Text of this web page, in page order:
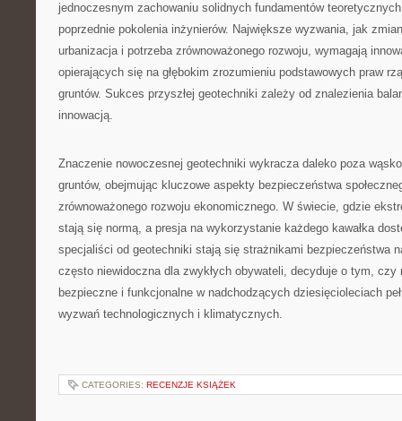
jednoczesnym zachowaniu solidnych fundamentów
poprzednie pokolenia inżynierów. Największe wyzwania, jak
urbanizacja i potrzeba zrównoważonego rozwoju, wymagają
opierających się na głębokim zrozumieniu podstawowych praw
gruntów. Sukces przyszłej geotechniki zależy od znalezienia
innowacją.
Znaczenie nowoczesnej geotechniki wykracza daleko poza
gruntów, obejmując kluczowe aspekty bezpieczeństwa
zrównoważonego rozwoju ekonomicznego. W świecie, gdzie
stają się normą, a presja na wykorzystanie każdego kawałka
specjaliści od geotechniki stają się strażnikami bezpieczeństwa
często niewidoczna dla zwykłych obywateli, decyduje o tym, czy
bezpieczne i funkcjonalne w nadchodzących dziesięcioleciach
wyzwań technologicznych i klimatycznych.
CATEGORIES: RECENZJE KSIĄŻEK